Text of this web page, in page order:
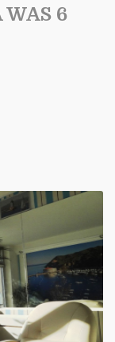
6